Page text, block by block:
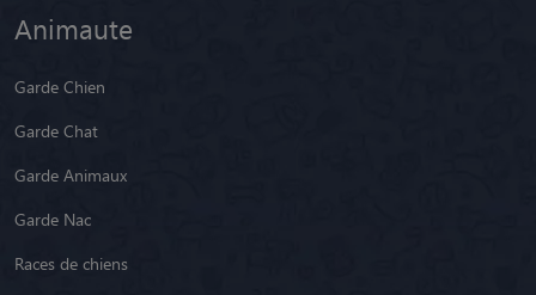
Animaute
Garde Chien
Garde Chat
Garde Animaux
Garde Nac
Races de chiens